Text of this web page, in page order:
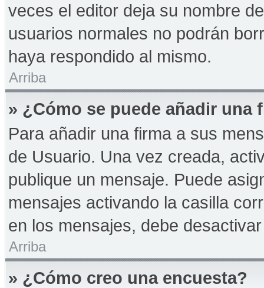
veces el editor deja su nombre
usuarios normales no podrán
haya respondido al mismo.
Arriba
» ¿Cómo se puede añadir una
Para añadir una firma a sus
de Usuario. Una vez creada,
publique un mensaje. Puede
mensajes activando la casilla
en los mensajes, debe
Arriba
» ¿Cómo creo una encuesta?